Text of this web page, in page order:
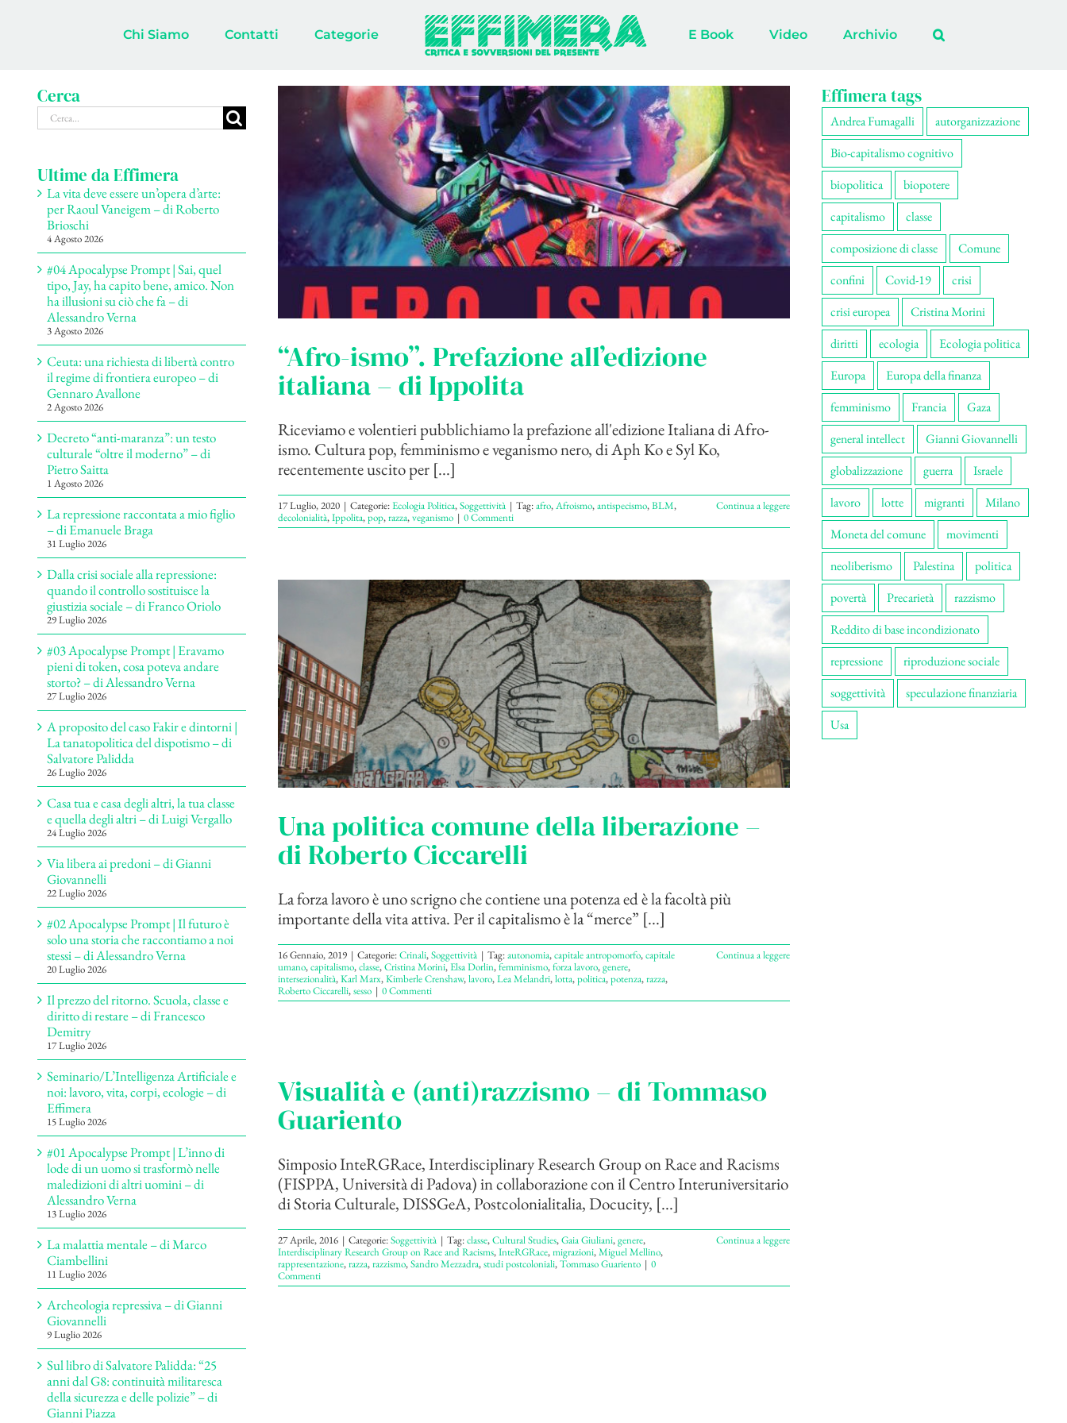
Chi Siamo Contatti Categorie E Book Video Archivio
“Afro-ismo”. Prefazione all’edizione
italiana – di Ippolita
Riceviamo e volentieri pubblichiamo la prefazione all'edizione Italiana di Afro-
ismo. Cultura pop, femminismo e veganismo nero, di Aph Ko e Syl Ko,
recentemente uscito per [...]
17 Luglio, 2020 | Categorie:Ecologia Politica,Soggettività | Tag:afro,Afroismo,antispecismo,BLM,
decolonialità,Ippolita,pop,razza,veganismo | 0 Commenti
Continua a leggere
Una politica comune della liberazione –
di Roberto Ciccarelli
La forza lavoro è uno scrigno che contiene una potenza ed è la facoltà più
importante della vita attiva. Per il capitalismo è la “merce” [...]
16 Gennaio, 2019 | Categorie:Crinali,Soggettività | Tag:autonomia,capitale antropomorfo,capitale
umano,capitalismo,classe,Cristina Morini,Elsa Dorlin,femminismo,forza lavoro,genere,
intersezionalità,Karl Marx,Kimberle Crenshaw,lavoro,Lea Melandri,lotta,politica,potenza,razza,
Roberto Ciccarelli,sesso | 0 Commenti
Continua a leggere
Visualità e (anti)razzismo – di Tommaso
Guariento
Simposio InteRGRace, Interdisciplinary Research Group on Race and Racisms
(FISPPA, Università di Padova) in collaborazione con il Centro Interuniversitario
di Storia Culturale, DISSGeA, Postcolonialitalia, Docucity, [...]
27 Aprile, 2016 | Categorie:Soggettività | Tag:classe,Cultural Studies,Gaia Giuliani,genere,
Interdisciplinary Research Group on Race and Racisms,InteRGRace,migrazioni,Miguel Mellino,
rappresentazione,razza,razzismo,Sandro Mezzadra,studi postcoloniali,Tommaso Guariento | 0
Commenti
Continua a leggere
Cerca
Cerca
per:
Ultime da Effimera
La vita deve essere un’opera d’arte:
per Raoul Vaneigem – di Roberto
Brioschi
4 Agosto 2026
#04 Apocalypse Prompt | Sai, quel
tipo, Jay, ha capito bene, amico. Non
ha illusioni su ciò che fa – di
Alessandro Verna
3 Agosto 2026
Ceuta: una richiesta di libertà contro
il regime di frontiera europeo – di
Gennaro Avallone
2 Agosto 2026
Decreto “anti-maranza”: un testo
culturale “oltre il moderno” – di
Pietro Saitta
1 Agosto 2026
La repressione raccontata a mio figlio
– di Emanuele Braga
31 Luglio 2026
Dalla crisi sociale alla repressione:
quando il controllo sostituisce la
giustizia sociale – di Franco Oriolo
29 Luglio 2026
#03 Apocalypse Prompt | Eravamo
pieni di token, cosa poteva andare
storto? – di Alessandro Verna
27 Luglio 2026
A proposito del caso Fakir e dintorni |
La tanatopolitica del dispotismo – di
Salvatore Palidda
26 Luglio 2026
Casa tua e casa degli altri, la tua classe
e quella degli altri – di Luigi Vergallo
24 Luglio 2026
Via libera ai predoni – di Gianni
Giovannelli
22 Luglio 2026
#02 Apocalypse Prompt | Il futuro è
solo una storia che raccontiamo a noi
stessi – di Alessandro Verna
20 Luglio 2026
Il prezzo del ritorno. Scuola, classe e
diritto di restare – di Francesco
Demitry
17 Luglio 2026
Seminario/L’Intelligenza Artificiale e
noi: lavoro, vita, corpi, ecologie – di
Effimera
15 Luglio 2026
#01 Apocalypse Prompt | L’inno di
lode di un uomo si trasformò nelle
maledizioni di altri uomini – di
Alessandro Verna
13 Luglio 2026
La malattia mentale – di Marco
Ciambellini
11 Luglio 2026
Archeologia repressiva – di Gianni
Giovannelli
9 Luglio 2026
Sul libro di Salvatore Palidda: “25
anni dal G8: continuità militaresca
della sicurezza e delle polizie” – di
Gianni Piazza
Effimera tags
Andrea Fumagalli
autorganizzazione
Bio-capitalismo cognitivo
biopolitica
biopotere
capitalismo
classe
composizione di classe
Comune
confini
Covid-19
crisi
crisi europea
Cristina Morini
diritti
ecologia
Ecologia politica
Europa
Europa della finanza
femminismo
Francia
Gaza
general intellect
Gianni Giovannelli
globalizzazione
guerra
Israele
lavoro
lotte migranti
Milano
Moneta del comune
movimenti
neoliberismo
Palestina
politica
povertà
Precarietà
razzismo
Reddito di base incondizionato
repressione
riproduzione sociale
soggettività
speculazione finanziaria
Usa